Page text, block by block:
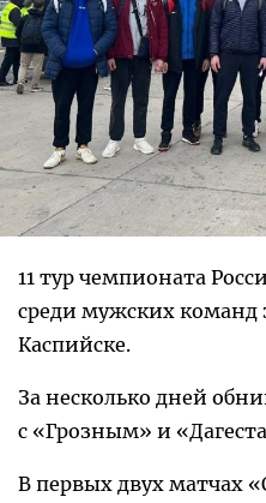
11 тур чемпионата
среди мужских команд
Каспийске.
За несколько дней
с «Грозным» и
В первых двух матчах